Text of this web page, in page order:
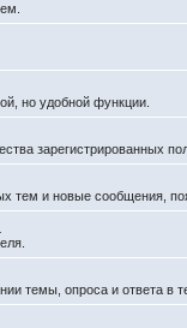
но удобной функции.
зарегистрированных
тем и новые сообщения,
темы, опроса и ответа в